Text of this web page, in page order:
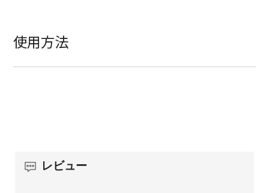
使用方法
レビュー